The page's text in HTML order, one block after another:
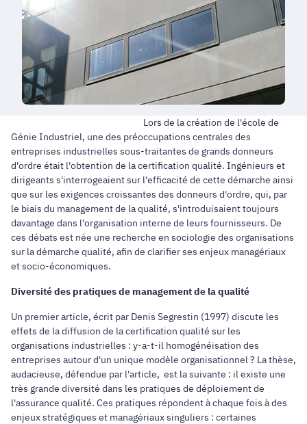
Lors de la création de l'école de
Génie Industriel, une des préoccupations centrales des
entreprises industrielles sous-traitantes de grands donneurs
d'ordre était l'obtention de la certification qualité. Ingénieurs et
dirigeants s'interrogeaient sur l'efficacité de cette démarche ainsi
que sur les exigences croissantes des donneurs d'ordre, qui, par
le biais du management de la qualité, s'introduisaient toujours
davantage dans l'organisation interne de leurs fournisseurs. De
ces débats est née une recherche en sociologie des organisations
sur la démarche qualité, afin de clarifier ses enjeux managériaux
et socio-économiques.
Diversité des pratiques de management de la qualité
Un premier article, écrit par Denis Segrestin (1997) discute les
effets de la diffusion de la certification qualité sur les
organisations industrielles : y-a-t-il homogénéisation des
entreprises autour d'un unique modèle organisationnel ? La thèse,
audacieuse, défendue par l'article, est la suivante : il existe une
très grande diversité dans les pratiques de déploiement de
l'assurance qualité. Ces pratiques répondent à chaque fois à des
enjeux stratégiques et managériaux singuliers : certaines